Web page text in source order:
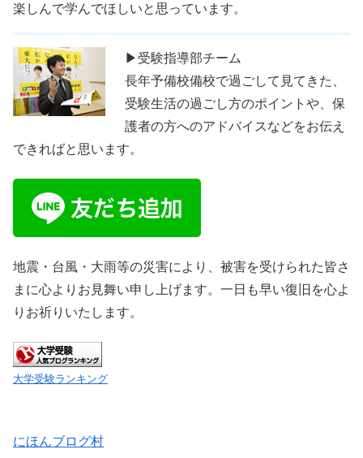
楽しんで学んでほしいと思っています。
▶受験指導部チーム
長年予備校備校で過ごして見てきた、
受験生活の過ごし方のポイントや、保
護者の方へのアドバイスなどをお伝え
できればと思います。
地震・台風・大雨等の災害により、被害を受けられた皆さ
まに心よりお見舞い申し上げます。一日も早い復旧を心よ
りお祈りいたします。
大学受験ランキング
にほんブログ村